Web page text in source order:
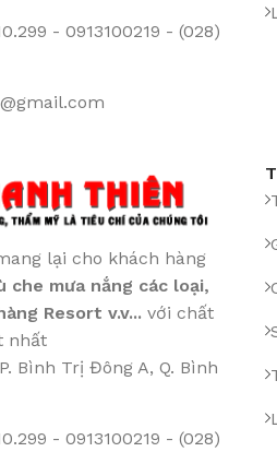
- 0913100219 - (028)
lại cho khách hàng
che mưa nắng các loại,
Resort v.v... với chất
nhất
Bình Trị Đông A, Q. Bình
- 0913100219 - (028)